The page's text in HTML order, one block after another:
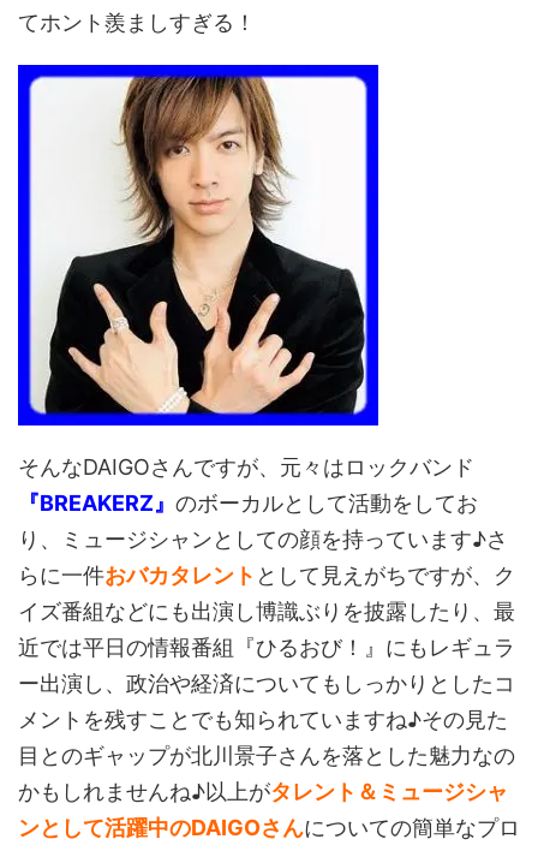
てホント羨ましすぎる！
そんなDAIGOさんですが、元々はロックバンド
『BREAKERZ』 のボーカルとして活動をしてお
り、ミュージシャンとしての顔を持っています♪さ
らに一件おバカタレント として見えがちですが、ク
イズ番組などにも出演し博識ぶりを披露したり、最
近では平日の情報番組『ひるおび！』にもレギュラ
ー出演し、政治や経済についてもしっかりとしたコ
メントを残すことでも知られていますね♪その見た
目とのギャップが北川景子さんを落とした魅力なの
かもしれませんね♪以上がタレント＆ミュージシャ
ンとして活躍中のDAIGOさんについての簡単なプロ